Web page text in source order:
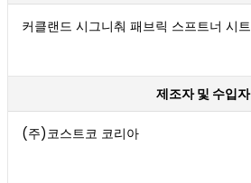
커클랜드 시그니춰 패브릭 스프트너 시트
제조자 및 수입자
(주)코스트코 코리아